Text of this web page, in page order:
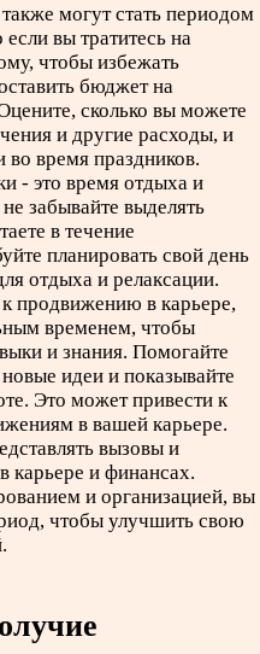
могут стать периодом
вы тратитесь на
чтобы избежать
бюджет на
сколько вы можете
и другие расходы, и
во время праздников.
- это время отдыха и
забывайте выделять
в течение
планировать свой день
отдыха и релаксации.
продвижению в карьере,
временем, чтобы
и знания. Помогайте
идеи и показывайте
Это может привести к
в вашей карьере.
вызовы и
карьере и финансах.
и организацией, вы
чтобы улучшить свою